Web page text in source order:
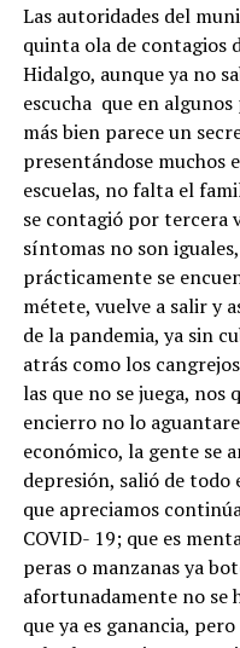
Las autoridades del
quinta ola de contagios
Hidalgo, aunque ya no
escucha que en
más bien parece un
presentándose muchos
escuelas, no falta el
se contagió por tercera
síntomas no son
prácticamente se
métete, vuelve a salir y
de la pandemia, ya sin
atrás como los
las que no se juega, nos
encierro no lo
económico, la gente se
depresión, salió de
que apreciamos
COVID- 19; que es
peras o manzanas ya
afortunadamente no se
que ya es ganancia,